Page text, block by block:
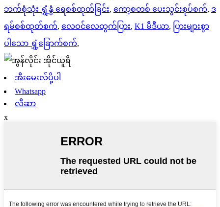
ဘက်စုံသုံး ရွှံ့နွံ ရေစစ်ထုတ်ခြင်း, ကော့စတစ် ပေးသွင်းစုပ်စက်, ဒ
ရမ်စစ်ထုတ်စက်, လေဝင်လေထွက်ပြား, K1 မီဒီယာ, ပြားများစွာ
ပါသော ရွှံ့ခြောက်စက်,
အီးမေးလ်ပို့ပါ
Whatsapp
လီဆာ
x